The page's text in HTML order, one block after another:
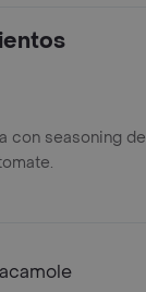
con seasoning de